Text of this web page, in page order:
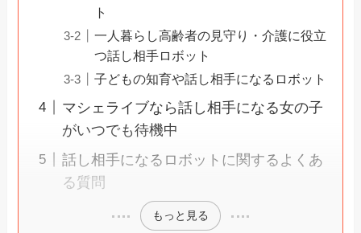
ト
一人暮らし高齢者の見守り・介護に役立
つ話し相手ロボット
子どもの知育や話し相手になるロボット
マシェライブなら話し相手になる女の子
がいつでも待機中
話し相手になるロボットに関するよくあ
る質問
もっと見る